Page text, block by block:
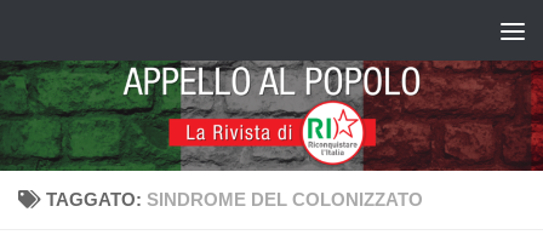
TAGGATO: SINDROME DEL COLONIZZATO